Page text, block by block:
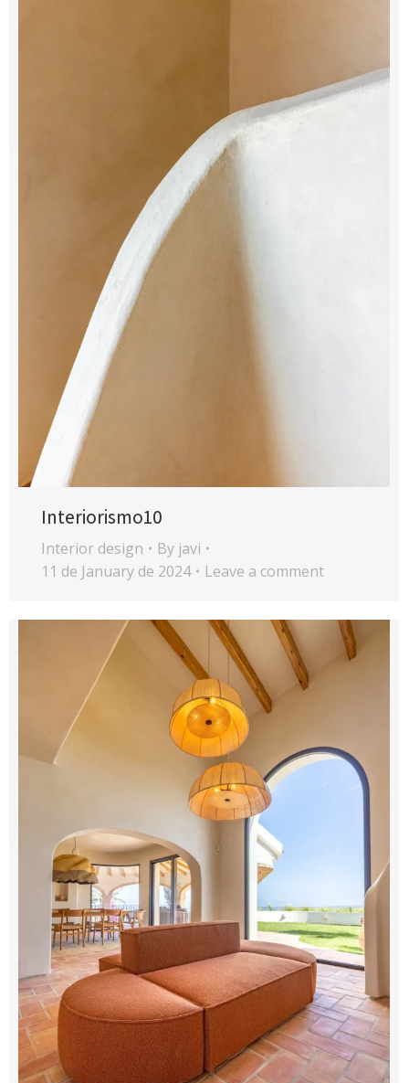
Interiorismo10
Interior design By javi
11 de January de 2024
Leave a comment